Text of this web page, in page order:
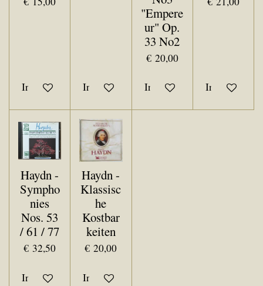
In winkelwagenIn winkelwagen
"Empere
ur" Op.
33 No2
€ 20,00
In winkelwagen
In
Haydn -
Sympho
nies
Nos. 53
/ 61 / 77
€ 32,50
In winkelwagen
Haydn -
Klassisc
he
Kostbar
keiten
€ 20,00
In winkelwagen